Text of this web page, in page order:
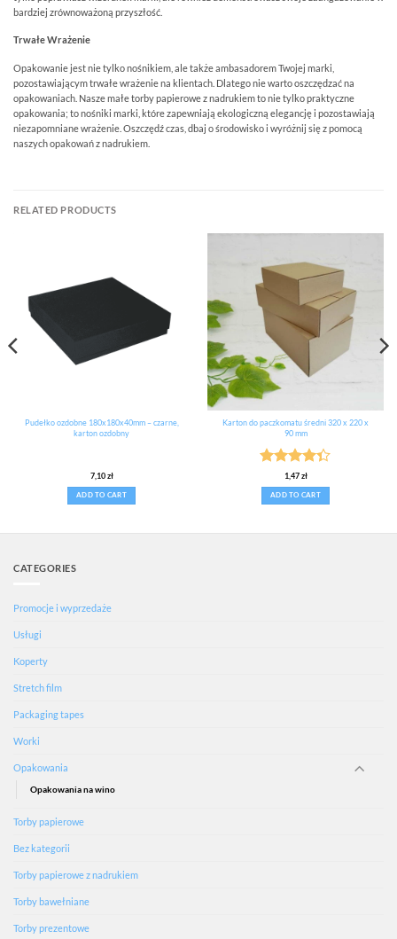
bardziej zrównoważoną przyszłość.
Trwałe Wrażenie
Opakowanie jest nie tylko nośnikiem, ale także ambasadorem Twojej marki,
pozostawiającym trwałe wrażenie na klientach. Dlatego nie warto oszczędzać na
opakowaniach. Nasze małe torby papierowe z nadrukiem to nie tylko praktyczne
opakowania; to nośniki marki, które zapewniają ekologiczną elegancję i pozostawiają
niezapomniane wrażenie. Oszczędź czas, dbaj o środowisko i wyróżnij się z pomocą
naszych opakowań z nadrukiem.
RELATED PRODUCTS
Pudełko ozdobne 180x180x40mm – czarne,
karton ozdobny
7,10zł
ADD TO CART
Karton do paczkomatu średni 320 x 220 x
90 mm
Rated
4.33out
of 5
1,47zł
ADD TO CART
CATEGORIES
Promocje i wyprzedaże
Usługi
Koperty
Stretch film
Packaging tapes
Worki
Opakowania
Opakowania na wino
Torby papierowe
Bez kategorii
Torby papierowe z nadrukiem
Torby bawełniane
Torby prezentowe